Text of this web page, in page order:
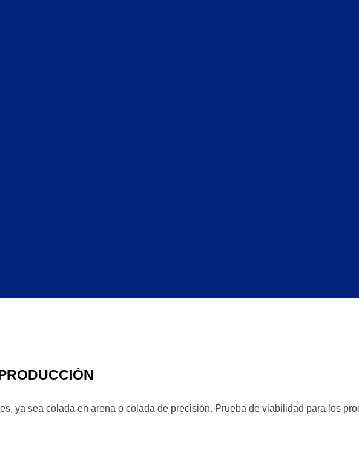
ya sea colada en arena o colada de precisión. Prueba de viabilidad para los